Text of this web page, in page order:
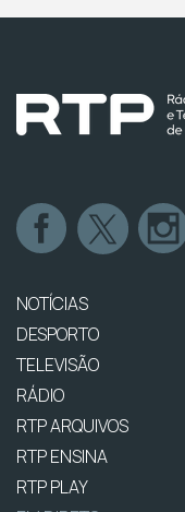
NOTÍCIAS
DESPORTO
TELEVISÃO
RÁDIO
RTP ARQUIVOS
RTP ENSINA
RTP PLAY